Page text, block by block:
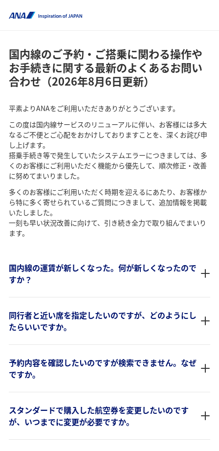
国内線のご予約・ご搭乗に関わる操作や
お手続きに関する最新のよくあるお問い
合わせ（2026年8月6日更新）
平素よりANAをご利用いただきありがとうございます。
この度は国内線サービスのリニューアルに伴い、お客様には多大
なるご不便とご心配をおかけしておりますことを、深くお詫び申
し上げます。
搭乗手続き等で発生していたシステムエラーにつきましては、多
くのお客様にご利用いただく機能から優先して、順次修正・改善
に努めてまいりました。
多くのお客様にご利用いただく時期を迎えるにあたり、お客様か
ら特に多く寄せられているご質問につきまして、追加情報を掲載
いたしました。
一刻も早い状況改善に向けて、引き続き全力で取り組んでまいり
ます。
国内線の運賃が新しくなった。何が新しくなったので
すか？
同行者と近い席を指定したいのですが、どのようにし
たらいいですか。
予約内容を確認したいのですが検索できません。なぜ
ですか。
スタンダードで購入した航空券を変更したいのです
が、いつまでに変更が必要ですか。